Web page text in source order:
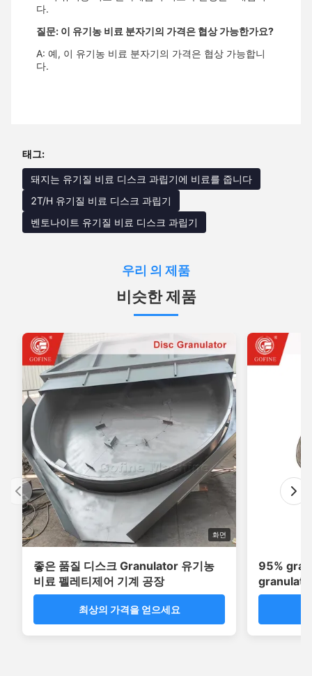
다.
질문: 이 유기농 비료 분자기의 가격은 협상 가능한가요?
A: 예, 이 유기농 비료 분자기의 가격은 협상 가능합니
다.
태그:
돼지는 유기질 비료 디스크 과립기에 비료를 줍니다
2T/H 유기질 비료 디스크 과립기
벤토나이트 유기질 비료 디스크 과립기
우리 의 제품
비슷한 제품
화면
좋은 품질 디스크 Granulator 유기농
비료 펠레티제어 기계 공장
최상의 가격을 얻으세요
95%
의